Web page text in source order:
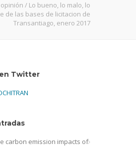
/ Lo bueno, lo malo, lo
de las bases de licitacion de
Transantiago, enero 2017
Twitter
carbon emission impacts of